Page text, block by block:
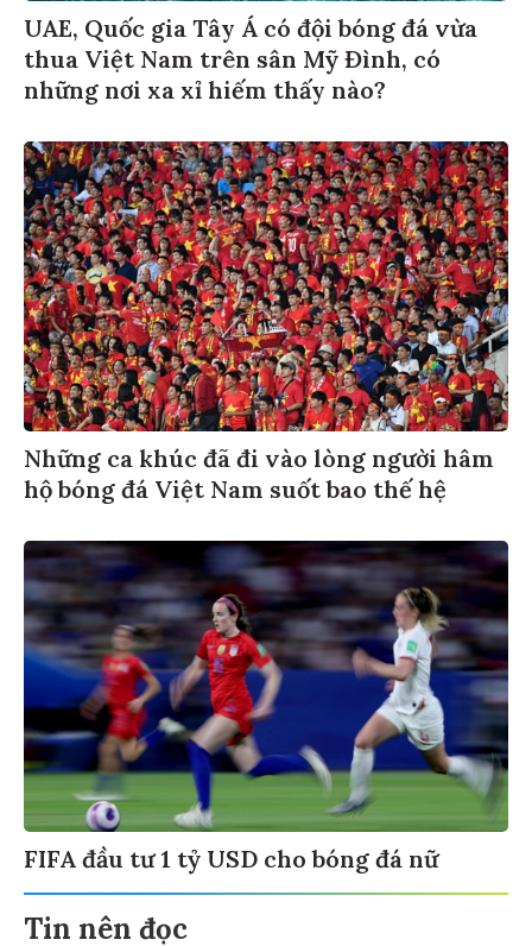
UAE, Quốc gia Tây Á có đội bóng đá vừa
thua Việt Nam trên sân Mỹ Đình, có
những nơi xa xỉ hiếm thấy nào?
Những ca khúc đã đi vào lòng người hâm
hộ bóng đá Việt Nam suốt bao thế hệ
FIFA đầu tư 1 tỷ USD cho bóng đá nữ
Tin nên đọc